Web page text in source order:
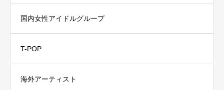
国内女性アイドルグループ
T-POP
海外アーティスト